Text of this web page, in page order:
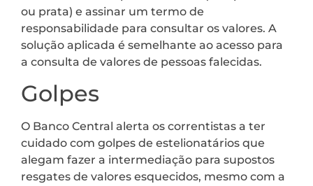
ou prata) e assinar um termo de
responsabilidade para consultar os valores. A
solução aplicada é semelhante ao acesso para
a consulta de valores de pessoas falecidas.
Golpes
O Banco Central alerta os correntistas a ter
cuidado com golpes de estelionatários que
alegam fazer a intermediação para supostos
resgates de valores esquecidos, mesmo com a